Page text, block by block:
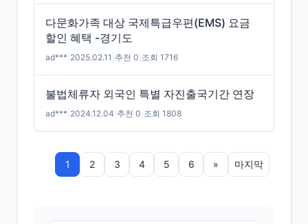
다문화가족 대상 국제특급우편(EMS) 요금
할인 혜택 -경기도
ad*** 2025.02.11 추천 0 조회 1716
불법체류자 외국인 특별 자진출국기간 연장
ad*** 2024.12.04 추천 0 조회 1808
1 2 3 4 5 6 » 마지막